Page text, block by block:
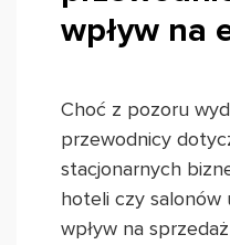
wpływ na
Choć z pozoru
przewodnicy
stacjonarnych
hoteli czy salonów
wpływ na